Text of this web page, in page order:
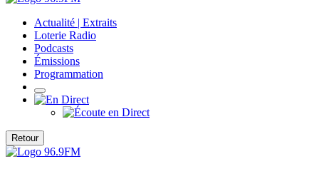
Actualité | Extraits
Loterie Radio
Podcasts
Émissions
Programmation
Retour